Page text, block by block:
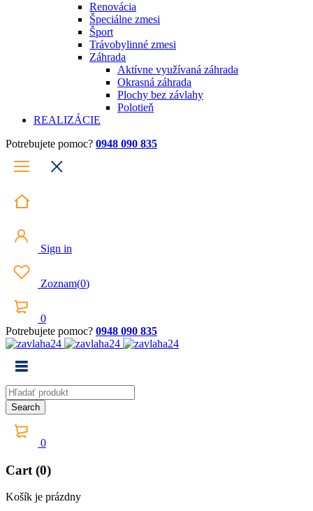
Renovácia
Špeciálne zmesi
Šport
Trávobylinné zmesi
Záhrada
Aktívne využívaná záhrada
Okrasná záhrada
Plochy bez závlahy
Polotieň
REALIZÁCIE
Potrebujete pomoc? 0948 090 835
Sign in
Zoznam(0)
0
Potrebujete pomoc? 0948 090 835
0
Cart (0)
Košík je prázdny